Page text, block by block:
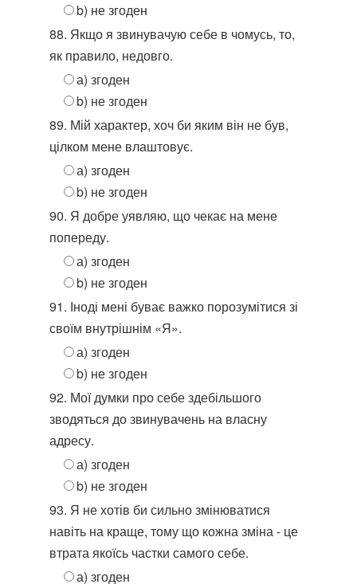
b) не згоден
88. Якщо я звинувачую себе в чомусь, то,
як правило, недовго.
а) згоден
b) не згоден
89. Мій характер, хоч би яким він не був,
цілком мене влаштовує.
а) згоден
b) не згоден
90. Я добре уявляю, що чекає на мене
попереду.
а) згоден
b) не згоден
91. Іноді мені буває важко порозумітися зі
своїм внутрішнім «Я».
а) згоден
b) не згоден
92. Мої думки про себе здебільшого
зводяться до звинувачень на власну
адресу.
а) згоден
b) не згоден
93. Я не хотів би сильно змінюватися
навіть на краще, тому що кожна зміна - це
втрата якоїсь частки самого себе.
а) згоден